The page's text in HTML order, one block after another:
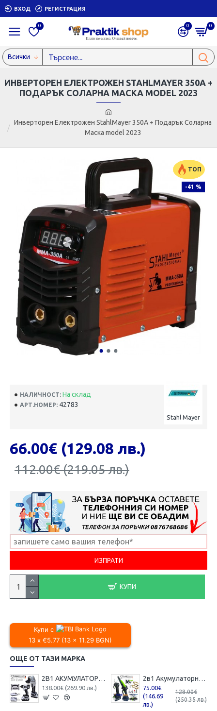
ВХОД РЕГИСТРАЦИЯ
0 0 0
Всички
Инверторен Eлектрожен StahlMayer 350A + Подарък Соларна
Маска model 2023
ИНВЕРТОРЕН EЛЕКТРОЖЕН STAHLMAYER 350A +
ПОДАРЪК СОЛАРНА МАСКА MODEL 2023
ТОП
-41 %
НАЛИЧНОСТ: На склад
АРТ.НОМЕР: 42783
Stahl Mayer
112.00€ (219.05 лв.)
66.00€ (129.08 лв.)
КУПИ
Купи с
13 x €5.77 (13 x 11.29 BGN)
ОЩЕ ОТ ТАЗИ МАРКА
2В1 АКУМУЛАТОРЕН ЪГЛОШЛАЙФ 125ММ И БЕЗЖИЧЕН ГАЙКОВЕРТ-ВИНТОВЕРТ БЕЗЧЕТКОВ УДАРЕН 36V 8,0AH STAHLMAYER 4X БАТЕРИЯ 2 ЗАРЯДНО В КУФАР РАКЕТА
138.00€ (269.90 лв.)
2в1 Акумулаторна Лозарска Ножица и Трион с Омасляване 36V 8AH STAHLMAYER BLACK
75.00€
(146.69
лв.)
128.00€
(250.35 лв.)